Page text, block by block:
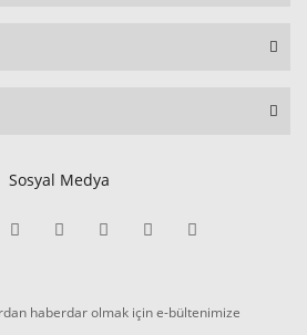
Sosyal Medya
haberdar olmak için e-bültenimize